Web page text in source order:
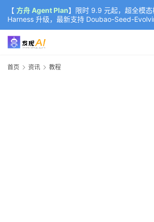
【 方舟 Agent Plan】限时 9.9 元起，超全模
Harness 升级，最新支持 Doubao-Seed-
K3（部分）、GLM-5.2
首页 资讯 教程